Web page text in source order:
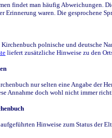
findet man häufig Abweichungen.
Erinnerung waren. Die gesprochene
polnische und deutsche
liefert zusätzliche Hinweise zu den
nur selten eine Angabe der
Annahme doch wohl nicht immer
Hinweise zum Status der